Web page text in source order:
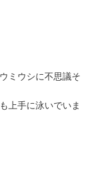
ミウシに不思議そ
上手に泳いでいま